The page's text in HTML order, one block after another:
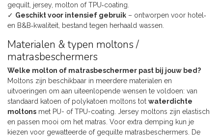
gequilt, jersey, molton of TPU‑coating.
✓ Geschikt voor intensief gebruik – ontworpen voor hotel‑
en B&B‑kwaliteit, bestand tegen herhaald wassen.
Materialen & typen moltons /
matrasbeschermers
Welke molton of matrasbeschermer past bij jouw bed?
Moltons zijn beschikbaar in meerdere materialen en
uitvoeringen om aan uiteenlopende wensen te voldoen: van
standaard katoen of polykatoen moltons tot waterdichte
moltons met PU- of TPU-coating. Jersey moltons zijn elastisch
en passen mooi om het matras. Voor extra demping kun je
kiezen voor gewatteerde of gequilte matrasbeschermers. De